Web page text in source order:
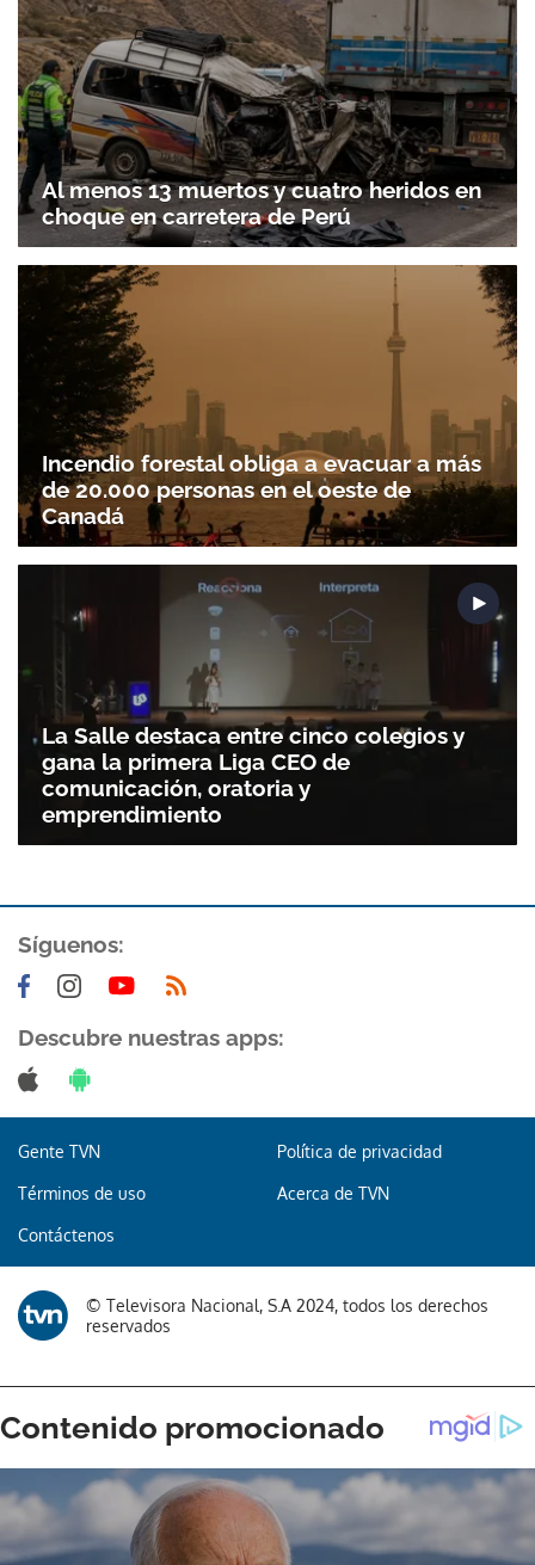
ACEPTAR
Al menos 13 muertos y cuatro heridos en
choque en carretera de Perú
Incendio forestal obliga a evacuar a más
de 20.000 personas en el oeste de
Canadá
La Salle destaca entre cinco colegios y
gana la primera Liga CEO de
comunicación, oratoria y
emprendimiento
Síguenos:
Descubre nuestras apps:
Gente TVN Política de privacidad
Términos de uso Acerca de TVN
Contáctenos
© Televisora Nacional, S.A 2024, todos los derechos
reservados